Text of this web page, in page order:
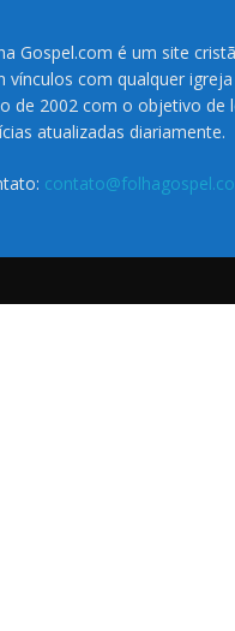
Gospel.com é um site
vínculos com qualquer
de 2002 com o objetivo de
atualizadas diariamente.